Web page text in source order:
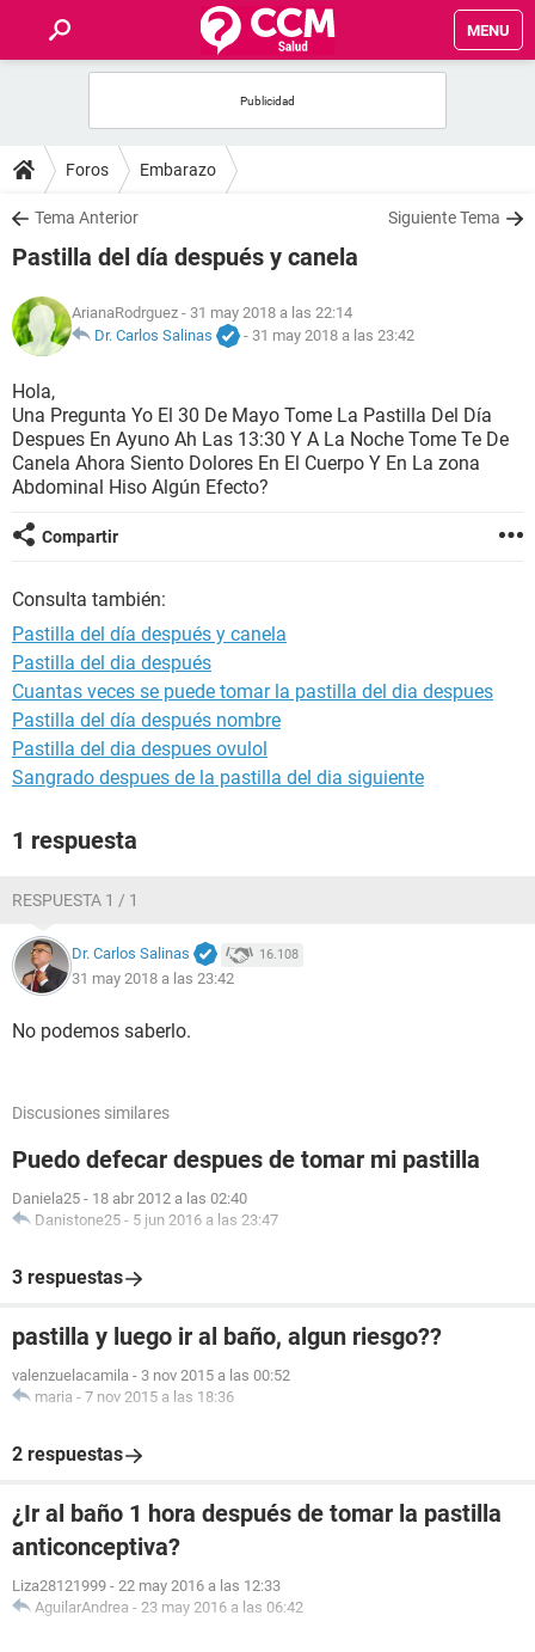
MENU
FOROS
SALUD
NUTRICIÓN
BIENESTAR
SEXUALIDAD
GLOSARIO
Foros Embarazo
Tema Anterior Siguiente Tema
Pastilla del día después y canela
ArianaRodrguez - 31 may 2018 a las 22:14
Dr. Carlos Salinas
- 31 may 2018 a las 23:42
Hola,
Una Pregunta Yo El 30 De Mayo Tome La Pastilla Del Día
Despues En Ayuno Ah Las 13:30 Y A La Noche Tome Te De
Canela Ahora Siento Dolores En El Cuerpo Y En La zona
Abdominal Hiso Algún Efecto?
Compartir
Consulta también:
Pastilla del día después y canela
Pastilla del dia después
Cuantas veces se puede tomar la pastilla del dia despues
Pastilla del día después nombre
Pastilla del dia despues ovulol
Sangrado despues de la pastilla del dia siguiente
1 respuesta
RESPUESTA 1 / 1
Dr. Carlos Salinas 16.108
31 may 2018 a las 23:42
No podemos saberlo.
Discusiones similares
Puedo defecar despues de tomar mi pastilla
Daniela25 - 18 abr 2012 a las 02:40
Danistone25 - 5 jun 2016 a las 23:47
3 respuestas
pastilla y luego ir al baño, algun riesgo??
valenzuelacamila - 3 nov 2015 a las 00:52
maria - 7 nov 2015 a las 18:36
2 respuestas
¿Ir al baño 1 hora después de tomar la pastilla
anticonceptiva?
Liza28121999 - 22 may 2016 a las 12:33
AguilarAndrea - 23 may 2016 a las 06:42